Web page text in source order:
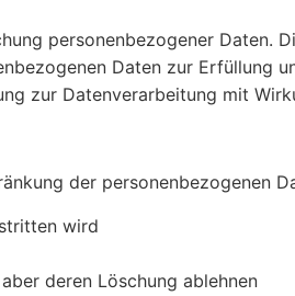
personenbezogener Daten.
Daten zur Erfüllung
zur Datenverarbeitung mit
der personenbezogenen
wird
deren Löschung ablehnen